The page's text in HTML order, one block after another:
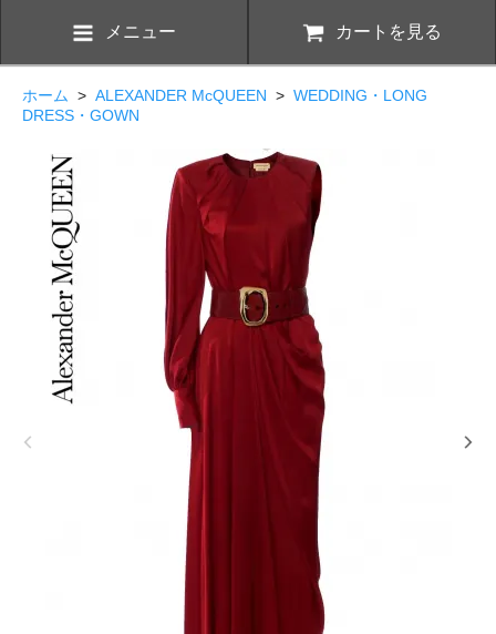
メニュー カートを見る
ホーム > ALEXANDER McQUEEN > WEDDING・LONG
DRESS・GOWN